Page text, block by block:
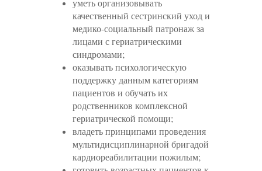
уметь организовывать
качественный сестринский уход и
медико-социальный патронаж за
лицами с гериатрическими
синдромами;
оказывать психологическую
поддержку данным категориям
пациентов и обучать их
родственников комплексной
гериатрической помощи;
владеть принципами проведения
мультидисциплинарной бригадой
кардиореабилитации пожилым;